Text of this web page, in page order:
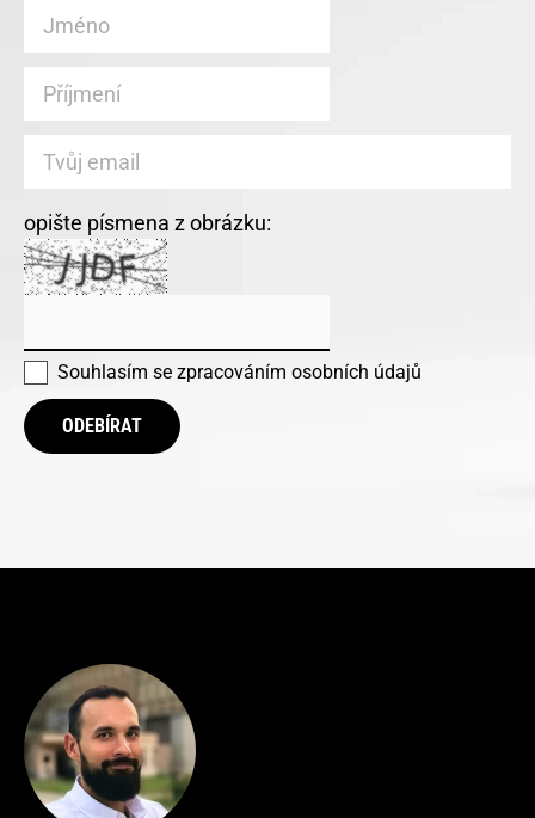
opište písmena z obrázku:
Souhlasím se zpracováním osobních údajů
ODEBÍRAT